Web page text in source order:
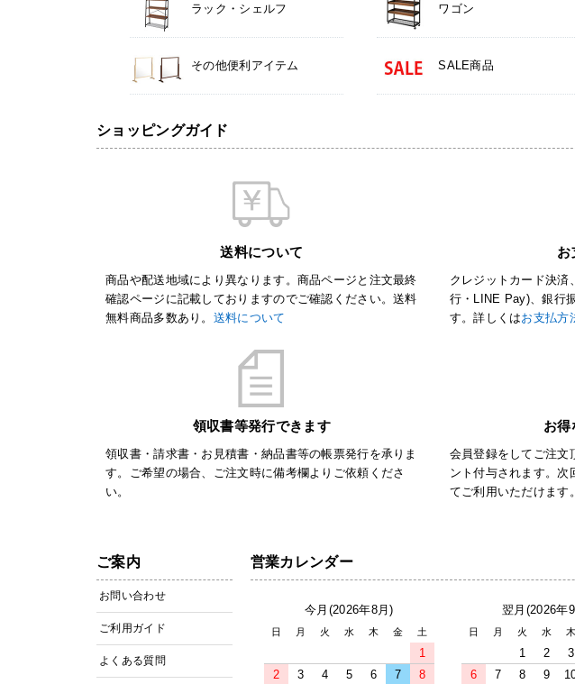
ラック・シェルフ ワゴン
その他便利アイテム SALE商品
ショッピングガイド
送料について
商品や配送地域により異なります。商品ページと注文最終
確認ページに記載しておりますのでご確認ください。送料
無料商品多数あり。 送料について
領収書等発行できます
領収書・請求書・お見積書・納品書等の帳票発行を承りま
す。ご希望の場合、ご注文時に備考欄よりご依頼くださ
い。
お
クレジットカード決済
行・LINE Pay)、銀行
す。詳しくはお支払方
お得
会員登録をしてご注文
ント付与されます。次
てご利用いただけます。
ご案内
お問い合わせ
ご利用ガイド
よくある質問
営業カレンダー
今月(2026年8月)
日 月 火 水 木 金 土
1
2
3 4 5 6 7 8
翌月(2026年
日 月 火 水 木
1 2 3
6
7 8 9